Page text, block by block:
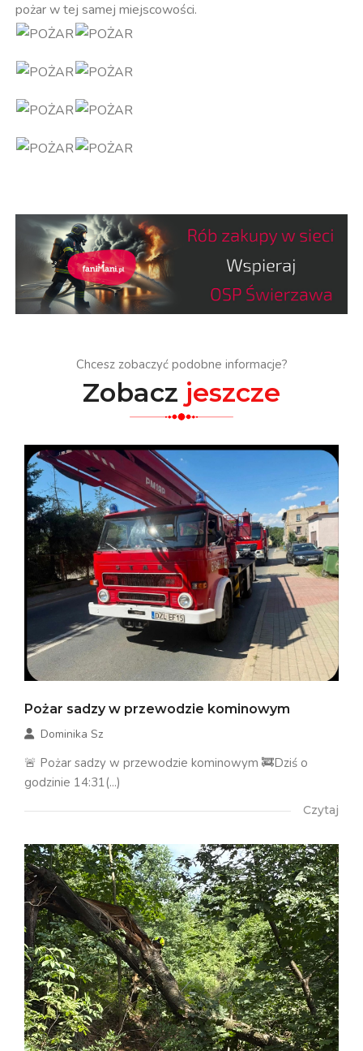
pożar w tej samej miejscowości.
Chcesz zobaczyć podobne informacje?
Zobacz jeszcze
Pożar sadzy w przewodzie kominowym
Dominika Sz
🚨 Pożar sadzy w przewodzie kominowym 🚒Dziś o
godzinie 14:31(...)
Czytaj